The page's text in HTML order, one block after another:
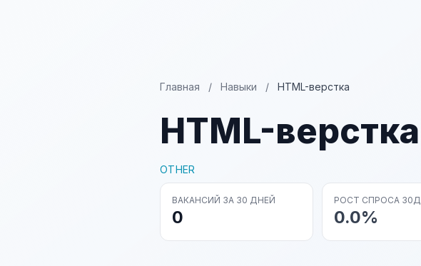
Главная / Навыки / HTML-верстка
HTML-верстка
OTHER
ВАКАНСИЙ ЗА 30 ДНЕЙ
0
РОСТ СПРОСА 30Д
0.0%